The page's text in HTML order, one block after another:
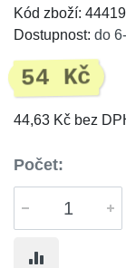
Kód zboží:
Dostupnost: do
54 Kč
44,63 Kč bez
Počet: